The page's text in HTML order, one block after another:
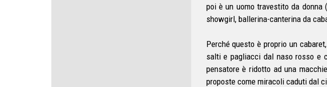
poi è un uomo travestito da
showgirl, ballerina-canterina da
Perché questo è proprio un
salti e pagliacci dal naso rosso e
pensatore è ridotto ad una
proposte come miracoli caduti dal